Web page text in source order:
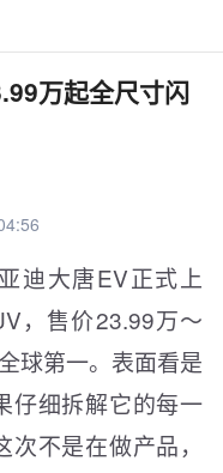
万起全尺寸闪
迪大唐EV正式上
，售价23.99万～
球第一。表面看是
仔细拆解它的每一
不是在做产品，